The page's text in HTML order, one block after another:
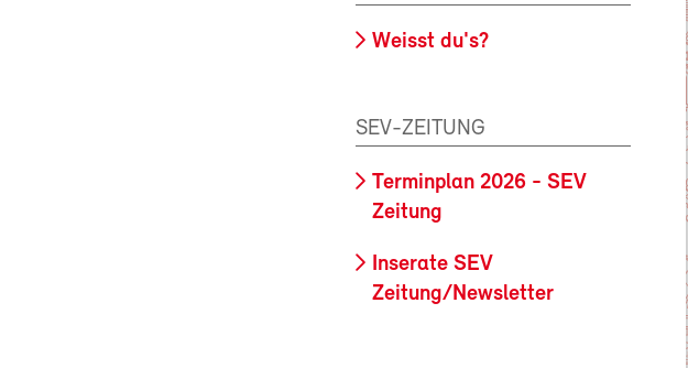
Weisst du's?
SEV-ZEITUNG
Terminplan 2026 - SEV
Zeitung
Inserate SEV
Zeitung/Newsletter